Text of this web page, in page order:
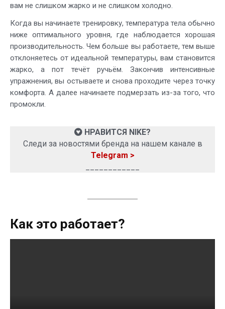
вам не слишком жарко и не слишком холодно.
Когда вы начинаете тренировку, температура тела обычно
ниже оптимального уровня, где наблюдается хорошая
производительность. Чем больше вы работаете, тем выше
отклоняетесь от идеальной температуры, вам становится
жарко, а пот течёт ручьём. Закончив интенсивные
упражнения, вы остываете и снова проходите через точку
комфорта. А далее начинаете подмерзать из-за того, что
промокли.
НРАВИТСЯ NIKE?
Следи за новостями бренда на нашем канале в
Telegram >
Как это работает?